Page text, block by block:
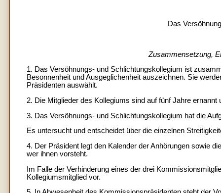
Das
Zusammensetzung,
1. Das Versöhnungs- und Schlichtungskollegium ist
Besonnenheit und Ausgeglichenheit auszeichnen. Sie
Präsidenten auswählt.
2. Die Mitglieder des Kollegiums sind auf fünf Jahre
3. Das Versöhnungs- und Schlichtungskollegium hat die
Es untersucht und entscheidet über die einzelnen
4. Der Präsident legt den Kalender der Anhörungen sowie
wer ihnen vorsteht.
Im Falle der Verhinderung eines der drei
Kollegiumsmitglied vor.